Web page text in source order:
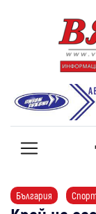
България